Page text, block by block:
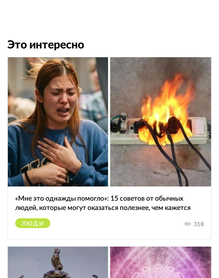
Это интересно
«Мне это однажды помогло»: 15 советов от обычных
людей, которые могут оказаться полезнее, чем кажется
ЛЮДИ 318